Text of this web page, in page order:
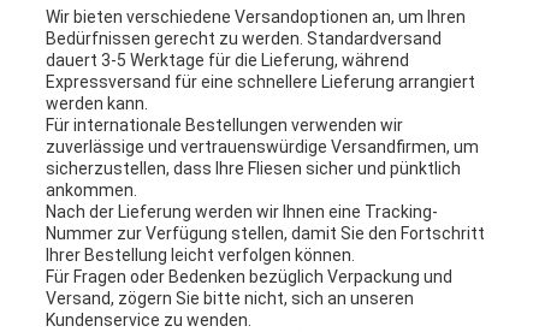
Wir bieten verschiedene Versandoptionen an, um Ihren
Bedürfnissen gerecht zu werden. Standardversand
dauert 3-5 Werktage für die Lieferung, während
Expressversand für eine schnellere Lieferung arrangiert
werden kann.
Für internationale Bestellungen verwenden wir
zuverlässige und vertrauenswürdige Versandfirmen, um
sicherzustellen, dass Ihre Fliesen sicher und pünktlich
ankommen.
Nach der Lieferung werden wir Ihnen eine Tracking-
Nummer zur Verfügung stellen, damit Sie den Fortschritt
Ihrer Bestellung leicht verfolgen können.
Für Fragen oder Bedenken bezüglich Verpackung und
Versand, zögern Sie bitte nicht, sich an unseren
Kundenservice zu wenden.